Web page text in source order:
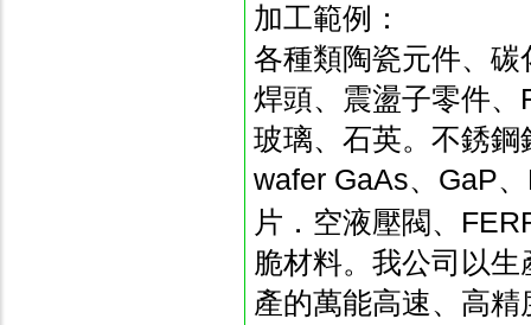
加工範例：
各種類陶瓷元件、
焊頭、震盪子零件
玻璃、石英。不銹
wafer GaAs、GaP
片．空液壓閥、
脆材料。 我公司以生
產的萬能高速、高